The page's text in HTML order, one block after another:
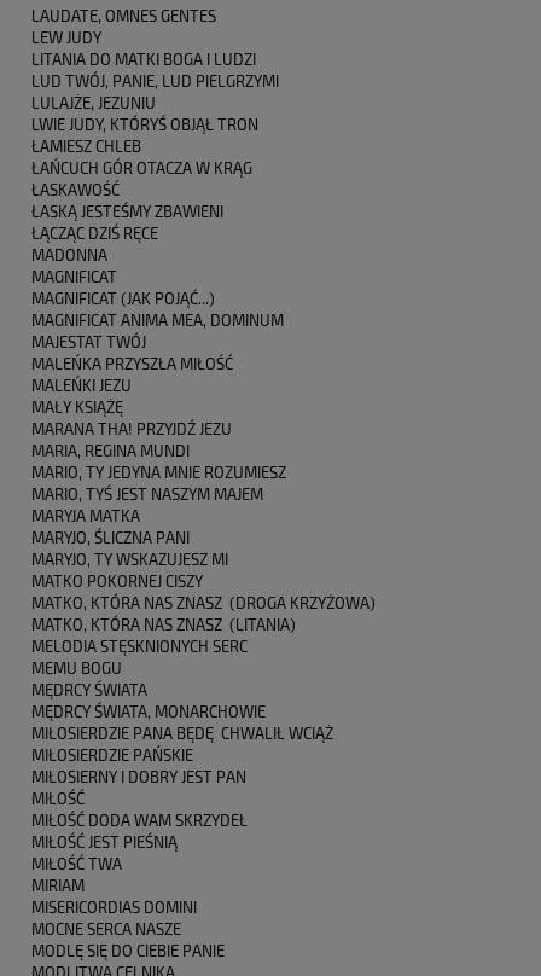
LAUDATE, OMNES GENTES
LEW JUDY
LITANIA DO MATKI BOGA I LUDZI
LUD TWÓJ, PANIE, LUD PIELGRZYMI
LULAJŻE, JEZUNIU
LWIE JUDY, KTÓRYŚ OBJĄŁ TRON
ŁAMIESZ CHLEB
ŁAŃCUCH GÓR OTACZA W KRĄG
ŁASKAWOŚĆ
ŁASKĄ JESTEŚMY ZBAWIENI
ŁĄCZĄC DZIŚ RĘCE
MADONNA
MAGNIFICAT
MAGNIFICAT (JAK POJĄĆ...)
MAGNIFICAT ANIMA MEA, DOMINUM
MAJESTAT TWÓJ
MALEŃKA PRZYSZŁA MIŁOŚĆ
MALEŃKI JEZU
MAŁY KSIĄŻĘ
MARANA THA! PRZYJDŹ JEZU
MARIA, REGINA MUNDI
MARIO, TY JEDYNA MNIE ROZUMIESZ
MARIO, TYŚ JEST NASZYM MAJEM
MARYJA MATKA
MARYJO, ŚLICZNA PANI
MARYJO, TY WSKAZUJESZ MI
MATKO POKORNEJ CISZY
MATKO, KTÓRA NAS ZNASZ (DROGA KRZYŻOWA)
MATKO, KTÓRA NAS ZNASZ (LITANIA)
MELODIA STĘSKNIONYCH SERC
MEMU BOGU
MĘDRCY ŚWIATA
MĘDRCY ŚWIATA, MONARCHOWIE
MIŁOSIERDZIE PANA BĘDĘ CHWALIŁ WCIĄŻ
MIŁOSIERDZIE PAŃSKIE
MIŁOSIERNY I DOBRY JEST PAN
MIŁOŚĆ
MIŁOŚĆ DODA WAM SKRZYDEŁ
MIŁOŚĆ JEST PIEŚNIĄ
MIŁOŚĆ TWA
MIRIAM
MISERICORDIAS DOMINI
MOCNE SERCA NASZE
MODLĘ SIĘ DO CIEBIE PANIE